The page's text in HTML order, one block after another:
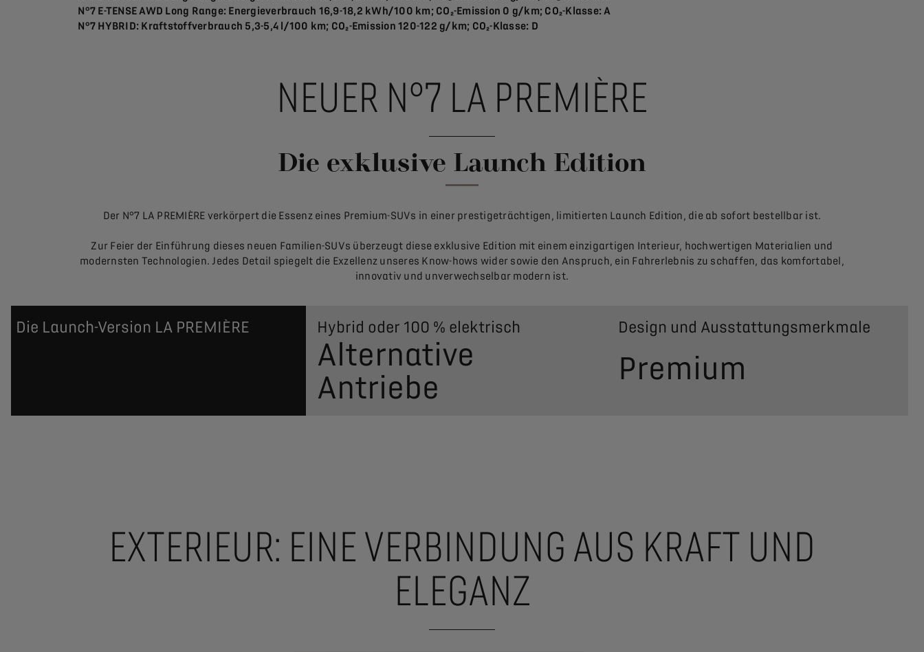
N°7 E-TENSE AWD Long Range: Energieverbrauch 16,9-18,2 kWh/100 km; CO₂-Emission 0 g/km; CO₂-Klasse: A
N°7 HYBRID: Kraftstoffverbrauch 5,3-5,4 l/100 km; CO₂-Emission 120-122 g/km; CO₂-Klasse: D
NEUER N°7 LA PREMIÈRE
Die exklusive Launch Edition
Der N°7 LA PREMIÈRE verkörpert die Essenz eines Premium-SUVs in einer prestigeträchtigen, limitierten Launch Edition, die ab sofort bestellbar ist.
Zur Feier der Einführung dieses neuen Familien-SUVs überzeugt diese exklusive Edition mit einem einzigartigen Interieur, hochwertigen Materialien und
modernsten Technologien. Jedes Detail spiegelt die Exzellenz unseres Know-hows wider sowie den Anspruch, ein Fahrerlebnis zu schaffen, das komfortabel,
innovativ und unverwechselbar modern ist.
Die Launch-Version LA PREMIÈRE Hybrid oder 100 % elektrisch
Alternative
Antriebe
Design und Ausstattungsmerkmale
Premium
EXTERIEUR: EINE VERBINDUNG AUS KRAFT UND
ELEGANZ